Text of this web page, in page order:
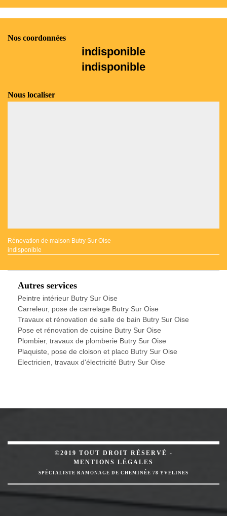
Nos coordonnées
indisponible
indisponible
Nous localiser
Rénovation de maison Butry Sur Oise
indisponible
Autres services
Peintre intérieur Butry Sur Oise
Carreleur, pose de carrelage Butry Sur Oise
Travaux et rénovation de salle de bain Butry Sur Oise
Pose et rénovation de cuisine Butry Sur Oise
Plombier, travaux de plomberie Butry Sur Oise
Plaquiste, pose de cloison et placo Butry Sur Oise
Electricien, travaux d'électricité Butry Sur Oise
©2019 TOUT DROIT RÉSERVÉ -
MENTIONS LÉGALES
SPÉCIALISTE RAMONAGE DE CHEMINÉE 78 YVELINES